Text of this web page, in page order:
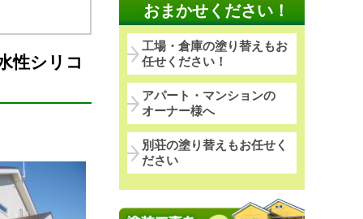
性シリコ
おまかせください！
工場・倉庫の塗り替えもお
任せください！
アパート・マンションの
オーナー様へ
別荘の塗り替えもお任せく
ださい